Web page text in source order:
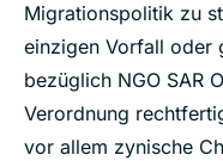
Migrationspolitik zu
einzigen Vorfall oder
bezüglich NGO SAR
Verordnung
vor allem zynische